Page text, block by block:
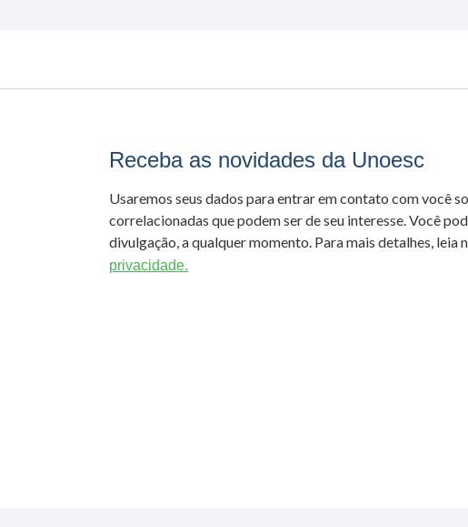
Receba as novidades da Unoesc
Usaremos seus dados para entrar em contato com você
correlacionadas que podem ser de seu interesse. Você
divulgação, a qualquer momento. Para mais detalhes, leia
privacidade.